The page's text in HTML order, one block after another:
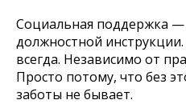
Социальная поддержка —
должностной
всегда. Независимо от
Просто потому, что без
заботы не бывает.